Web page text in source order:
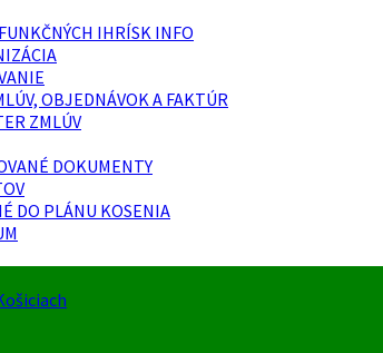
IHRÍSK INFO
OBJEDNÁVOK A FAKTÚR
ZMLÚV
DOKUMENTY
DO PLÁNU KOSENIA